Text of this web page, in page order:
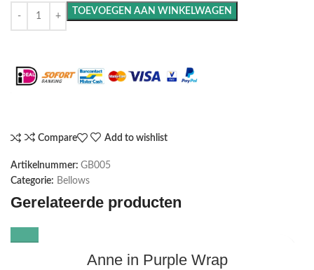
TOEVOEGEN AAN WINKELWAGEN
Compare Add to wishlist
Artikelnummer: GB005
Categorie: Bellows
Gerelateerde producten
Anne in Purple Wrap